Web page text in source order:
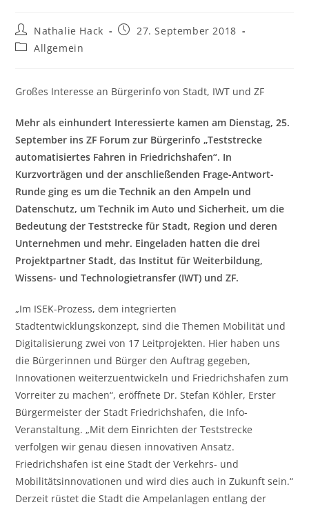
Beitrags-
Autor:
Nathalie Hack
Beitrag27. September 2018
Beitrags-
Allgemein
Großes Interesse an Bürgerinfo von Stadt, IWT und ZF
Mehr als einhundert Interessierte kamen am Dienstag, 25.
September ins ZF Forum zur Bürgerinfo „Teststrecke
automatisiertes Fahren in Friedrichshafen“. In
Kurzvorträgen und der anschließenden Frage-Antwort-
Runde ging es um die Technik an den Ampeln und
Datenschutz, um Technik im Auto und Sicherheit, um die
Bedeutung der Teststrecke für Stadt, Region und deren
Unternehmen und mehr. Eingeladen hatten die drei
Projektpartner Stadt, das Institut für Weiterbildung,
Wissens- und Technologietransfer (IWT) und ZF.
„Im ISEK-Prozess, dem integrierten
Stadtentwicklungskonzept, sind die Themen Mobilität und
Digitalisierung zwei von 17 Leitprojekten. Hier haben uns
die Bürgerinnen und Bürger den Auftrag gegeben,
Innovationen weiterzuentwickeln und Friedrichshafen zum
Vorreiter zu machen“, eröffnete Dr. Stefan Köhler, Erster
Bürgermeister der Stadt Friedrichshafen, die Info-
Veranstaltung. „Mit dem Einrichten der Teststrecke
verfolgen wir genau diesen innovativen Ansatz.
Friedrichshafen ist eine Stadt der Verkehrs- und
Mobilitätsinnovationen und wird dies auch in Zukunft sein.“
Derzeit rüstet die Stadt die Ampelanlagen entlang der